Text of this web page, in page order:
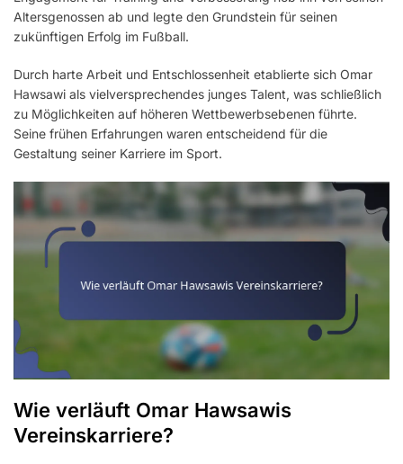
Altersgenossen ab und legte den Grundstein für seinen
zukünftigen Erfolg im Fußball.
Durch harte Arbeit und Entschlossenheit etablierte sich Omar
Hawsawi als vielversprechendes junges Talent, was schließlich
zu Möglichkeiten auf höheren Wettbewerbsebenen führte.
Seine frühen Erfahrungen waren entscheidend für die
Gestaltung seiner Karriere im Sport.
Wie verläuft Omar Hawsawis
Vereinskarriere?